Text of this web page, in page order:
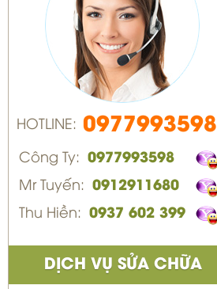
HOTLINE: 0977993598
Công Ty: 0977993598
Mr Tuyến: 0912911680
Thu Hiền: 0937 602 399
DỊCH VỤ SỬA CHỮA